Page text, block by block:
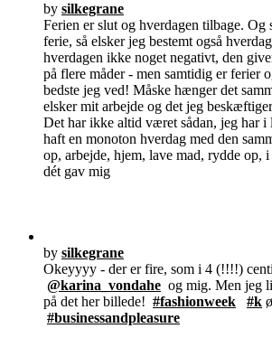
by silkegrane
Ferien er slut og hverdagen tilbage. Og
ferie, så elsker jeg bestemt også
hverdagen ikke noget negativt, den
på flere måder - men samtidig er ferier
bedste jeg ved! Måske hænger det
elsker mit arbejde og det jeg
Det har ikke altid været sådan, jeg har i
haft en monoton hverdag med den
op, arbejde, hjem, lave mad, rydde op,
dét gav mig
by silkegrane
Okeyyyy - der er fire, som i 4 (!!!!)
@karina_vondahe og mig. Men jeg
på det her billede! #fashionweek #k
#businessandpleasure